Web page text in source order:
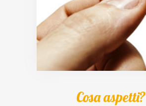
Cosa aspetti?